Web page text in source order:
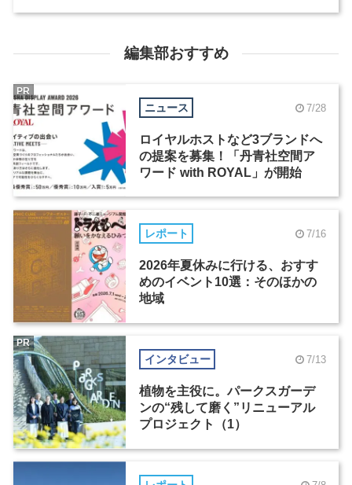
編集部おすすめ
ニュース 7/28
ロイヤルホストなど3ブランドへ
の提案を募集！「丹青社空間ア
ワード with ROYAL」が開始
PR
レポート 7/16
2026年夏休みに行ける、おすす
めのイベント10選：そのほかの
地域
インタビュー 7/13
植物を主役に。パークスガーデ
ンの“残して磨く”リニューアル
プロジェクト（1）
PR